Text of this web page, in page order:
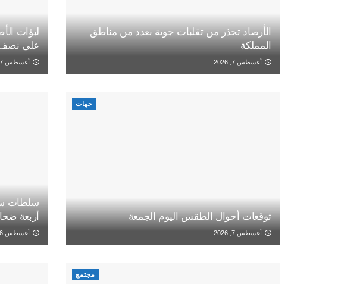
الأرصاد تحذر من تقلبات جوية بعدد من مناطق
المملكة
أغسطس 7, 2026
لبؤات
على نصف
أغسطس 7, 2026
جهات
توقعات أحوال الطقس اليوم الجمعة
أغسطس 7, 2026
أربعة
أغسطس 6, 2026
مجتمع